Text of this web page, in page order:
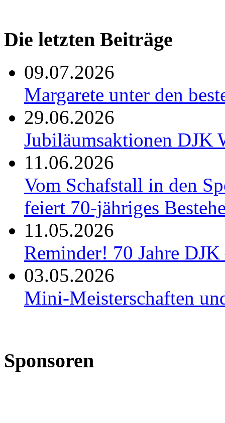
Die letzten Beiträge
09.07.2026
Margarete unter den
29.06.2026
Jubiläumsaktionen DJK
11.06.2026
Vom Schafstall in den
feiert 70-jähriges
11.05.2026
Reminder! 70 Jahre
03.05.2026
Mini-Meisterschaften
Sponsoren